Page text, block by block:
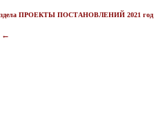
ПРОЕКТЫ ПОСТАНОВЛЕНИЙ 2021 год
←